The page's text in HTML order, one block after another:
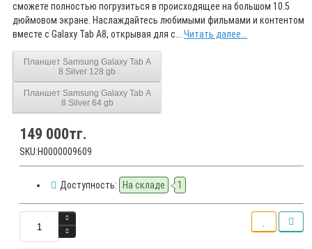
сможете полностью погрузиться в происходящее на большом 10.5
дюймовом экране. Наслаждайтесь любимыми фильмами и контентом
вместе с Galaxy Tab A8, открывая для с... Читать далее...
Планшет Samsung Galaxy Tab A
8 Silver 128 gb
Планшет Samsung Galaxy Tab A
8 Silver 64 gb
149 000тг.
SKU:Н0000009609
Доступность: На складе 1